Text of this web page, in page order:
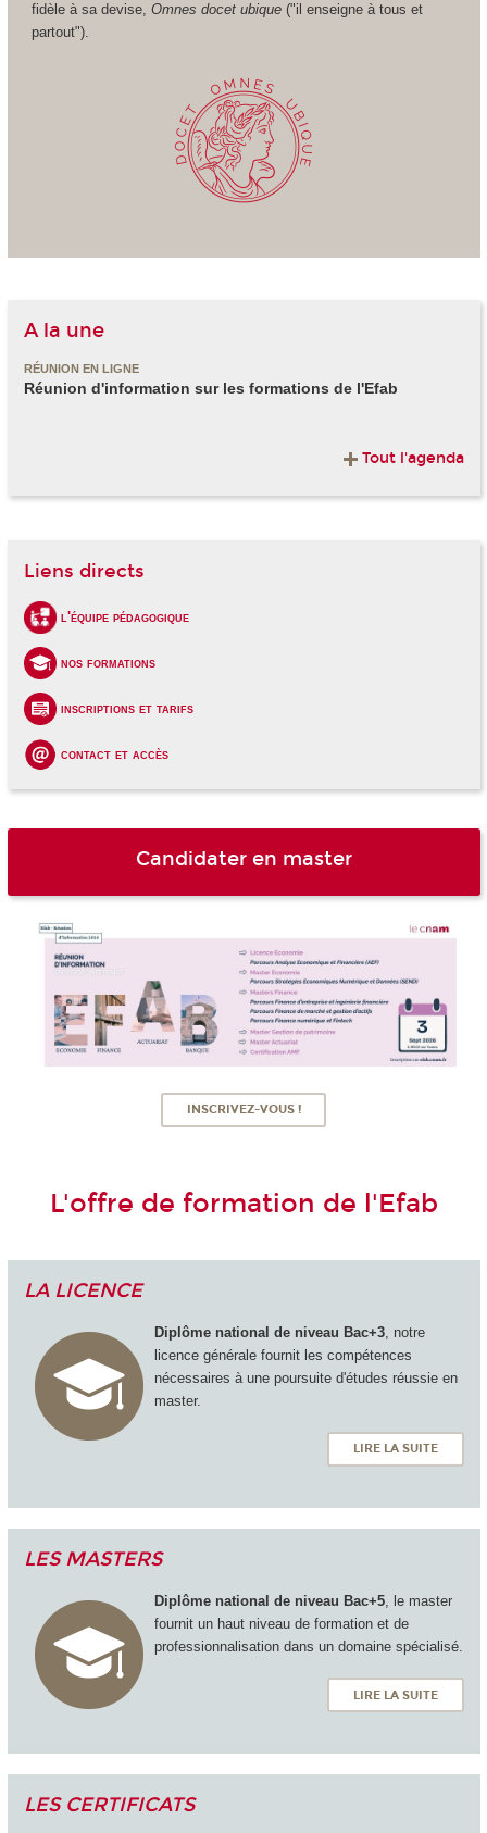
fidèle à sa devise, Omnes docet ubique("il enseigne à tous et
partout").
A la une
RÉUNION EN LIGNE
Réunion d'information sur les formations de l'Efab
Tout l'agenda
Liens directs
l'équipe pédagogique
nos formations
inscriptions et tarifs
contact et accès
Candidater en master
INSCRIVEZ-VOUS !
L'offre de formation de l'Efab
LA LICENCE
Diplôme national de niveau Bac+3, notre
licence générale fournit les compétences
nécessaires à une poursuite d'études réussie en
master.
LIRE LA SUITE
LES MASTERS
Diplôme national de niveau Bac+5, le master
fournit un haut niveau de formation et de
professionnalisation dans un domaine spécialisé.
LIRE LA SUITE
LES CERTIFICATS